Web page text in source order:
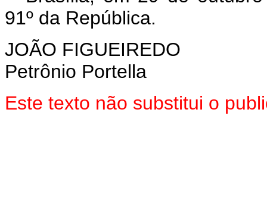
91º da República.
JOÃO FIGUEIREDO
Petrônio Portella
Este texto não substitui o